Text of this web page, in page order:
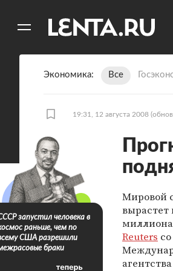
Экономика Все
19:31, 12 августа 2008
Мировой
вырастет
Reuters
запустил человека в
раньше, чем по
США разрешили
браки